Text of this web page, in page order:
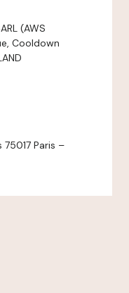
(AWS
Cooldown
Paris –